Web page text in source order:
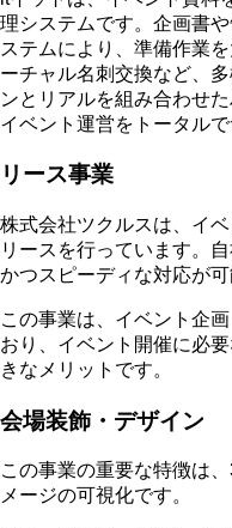
理システムです。企画書
ステムにより、準備作業
ーチャル名刺交換など、
ンとリアルを組み合わせ
イベント運営をトータルで
リース事業
株式会社ツクルスは、イ
リースを行っています。
かつスピーディな対応が可
この事業は、イベント企
おり、イベント開催に必
きなメリットです。
会場装飾・デザイン
この事業の重要な特徴は
メージの可視化です。